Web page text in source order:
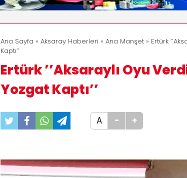
Ana Sayfa » Aksaray Haberleri » Ana Manşet » Ertürk
Kaptı’’
Ertürk ’’Aksaraylı Oyu
Yozgat Kaptı’’
A - +